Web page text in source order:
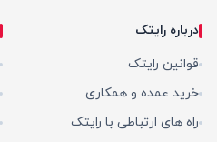
درباره رایتک
قوانین رایتک
خرید عمده و همکاری
راه های ارتباطی با رایتک